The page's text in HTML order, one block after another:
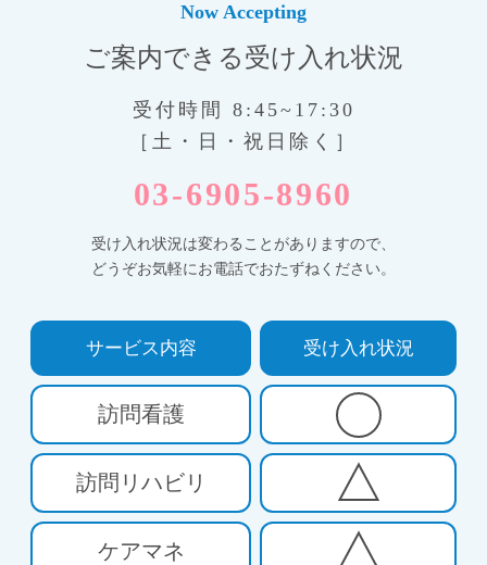
Now Accepting
ご案内できる受け入れ状況
受付時間 8:45~17:30
［土・日・祝日除く］
03-6905-8960
受け入れ状況は変わることがありますので、
どうぞお気軽にお電話でおたずねください。
サービス内容 受け入れ状況
訪問看護
訪問リハビリ
ケアマネ